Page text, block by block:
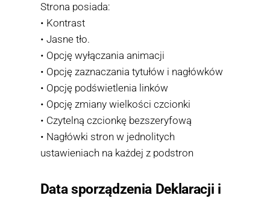
Strona posiada:
• Kontrast
• Jasne tło.
• Opcję wyłączania animacji
• Opcję zaznaczania tytułów i nagłówków
• Opcję podświetlenia linków
• Opcję zmiany wielkości czcionki
• Czytelną czcionkę bezszeryfową
• Nagłówki stron w jednolitych
ustawieniach na każdej z podstron
Data sporządzenia Deklaracji i